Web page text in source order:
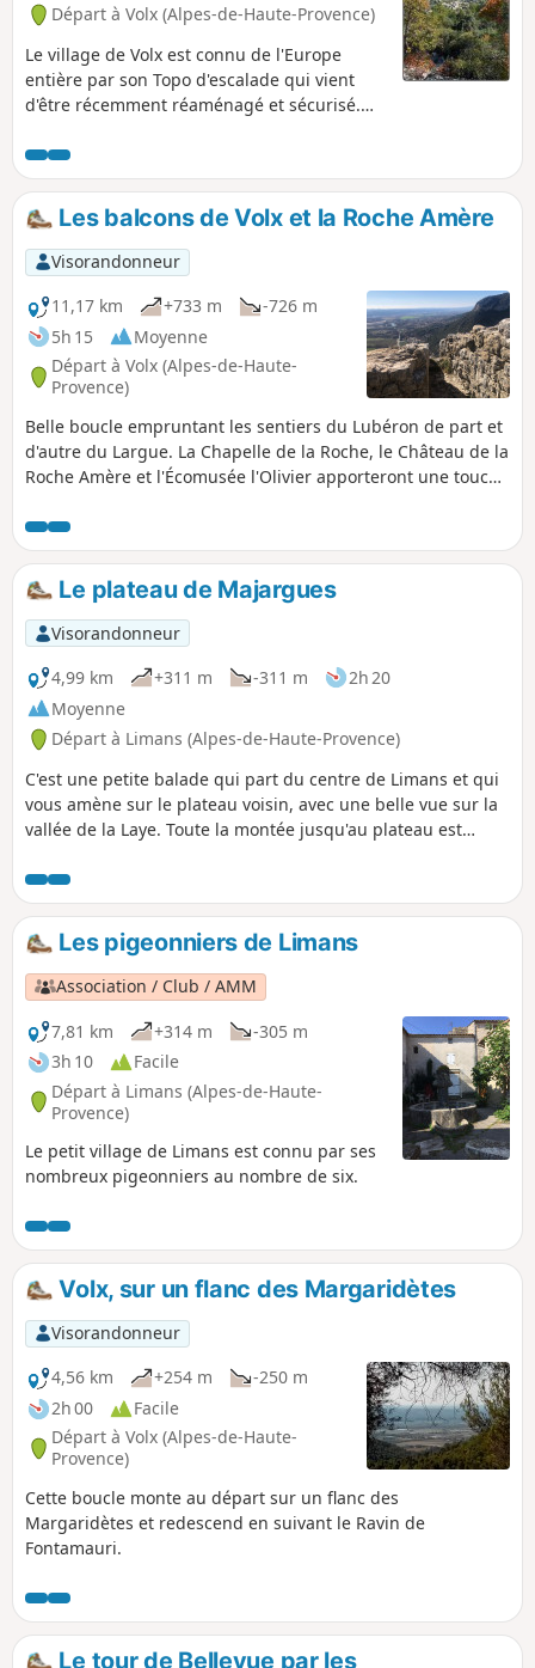
Départ à Volx (Alpes-de-Haute-Provence)
Le village de Volx est connu de l'Europe
entière par son Topo d'escalade qui vient
d'être récemment réaménagé et sécurisé.
aurez sur votre droite les murs d'escalade.
Au bout de la montée Capellane (ça monte
raide), vous serez récompensés par un beau
surplomb du village. Ensuite un superbe
coup d’œil à gauche sur la vallée de la
Durance.
Les balcons de Volx et la Roche Amère
Visorandonneur
11,17 km
+733 m
-726 m
5h 15
Moyenne
Départ à Volx (Alpes-de-Haute-
Provence)
Belle boucle empruntant les sentiers du Lubéron de part et
d'autre du Largue. La Chapelle de la Roche, le Château de la
Roche Amère et l'Écomusée l'Olivier apporteront une touche
GPS Visorando peut s'avérer utile pour le début de la
randonnée.
Le plateau de Majargues
Visorandonneur
4,99 km
+311 m -311 m
2h 20
Moyenne
Départ à Limans (Alpes-de-Haute-Provence)
C'est une petite balade qui part du centre de Limans et qui
vous amène sur le plateau voisin, avec une belle vue sur la
vallée de la Laye. Toute la montée jusqu'au plateau est
Les pigeonniers de Limans
Association / Club / AMM
7,81 km
+314 m
-305 m
3h 10
Facile
Départ à Limans (Alpes-de-Haute-
Provence)
Le petit village de Limans est connu par ses
nombreux pigeonniers au nombre de six.
Volx, sur un flanc des Margaridètes
Visorandonneur
4,56 km
+254 m
-250 m
2h 00
Facile
Départ à Volx (Alpes-de-Haute-
Provence)
Cette boucle monte au départ sur un flanc des
Margaridètes et redescend en suivant le Ravin de
Fontamauri.
Le tour de Bellevue par les